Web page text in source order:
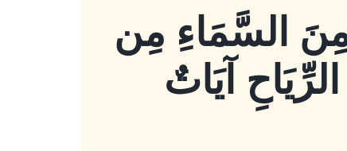
مِنَ السَّمَاءِ مِن
آيَاتٌ